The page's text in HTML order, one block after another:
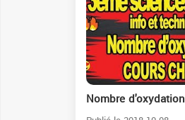
Nombre d'oxydation